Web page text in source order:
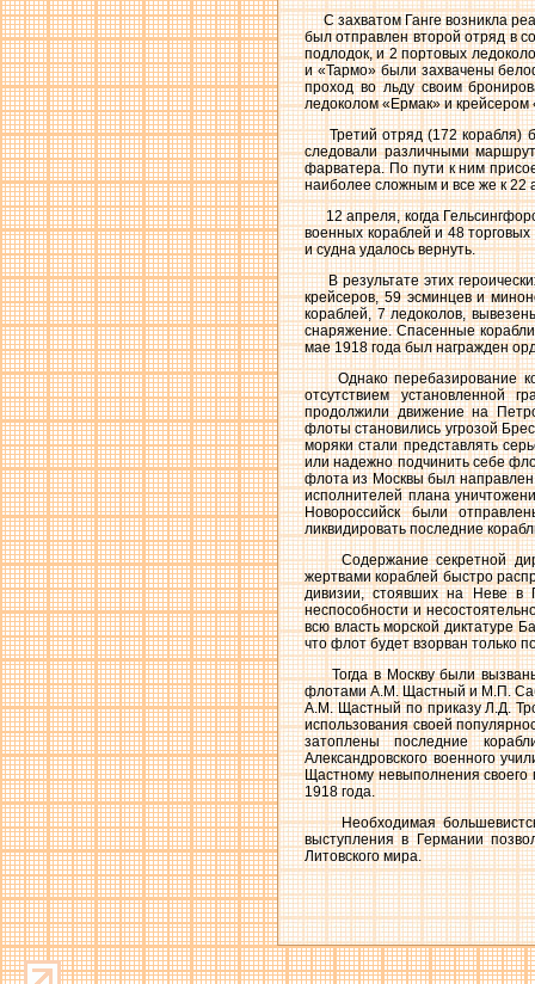
С захватом Ганге возникла
был отправлен второй отряд в
подлодок, и 2 портовых
и «Тармо» были захвачены
проход во льду своим
ледоколом «Ермак» и
Третий отряд (172 корабля)
следовали различными
фарватера. По пути к ним
наиболее сложным и все же к 22
12 апреля, когда Гельсингфорс
военных кораблей и 48
и судна удалось вернуть.
В результате этих
крейсеров, 59 эсминцев и
кораблей, 7 ледоколов,
снаряжение. Спасенные
мае 1918 года был награжден
Однако перебазирование
отсутствием установленной
продолжили движение на
флоты становились угрозой
моряки стали представлять
или надежно подчинить себе
флота из Москвы был направлен
исполнителей плана
Новороссийск были
ликвидировать последние
Содержание секретной
жертвами кораблей быстро
дивизии, стоявших на Неве в
неспособности и
всю власть морской диктатуре
что флот будет взорван только
Тогда в Москву были вызваны
флотами А.М. Щастный и М.П.
А.М. Щастный по приказу Л.Д.
использования своей
затоплены последние
Александровского военного
Щастному невыполнения своего
1918 года.
Необходимая
выступления в Германии
Литовского мира.